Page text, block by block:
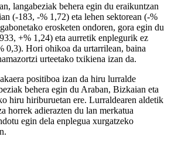
langabeziak behera egin du eraikuntzan
(-183, -% 1,72) eta lehen sektorean (-%
erosketen ondoren, gora egin du
+% 1,24) eta aurretik enplegurik ez
0,3). Hori ohikoa da urtarrilean, baina
urteetako txikiena izan da.
positiboa izan da hiru lurralde
behera egin du Araban, Bizkaian eta
hiru hiriburuetan ere. Lurraldearen aldetik
horrek adierazten du lan merkatua
egin dela enplegua xurgatzeko